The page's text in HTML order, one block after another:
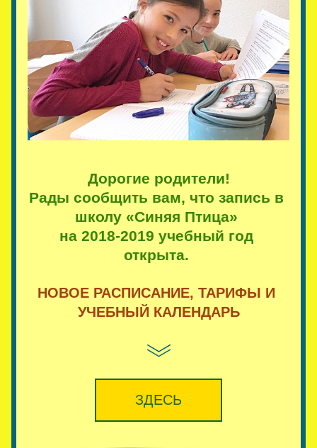
Дорогие родители!
Рады сообщить вам, что запись в
школу «Синяя Птица»
на 2018-2019 учебный год
открыта.
НОВОЕ РАСПИСАНИЕ, ТАРИФЫ И
УЧЕБНЫЙ КАЛЕНДАРЬ
ЗДЕСЬ